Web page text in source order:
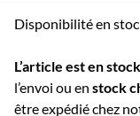
Disponibilité en
L’article est en
l’envoi ou en stock
être expédié chez